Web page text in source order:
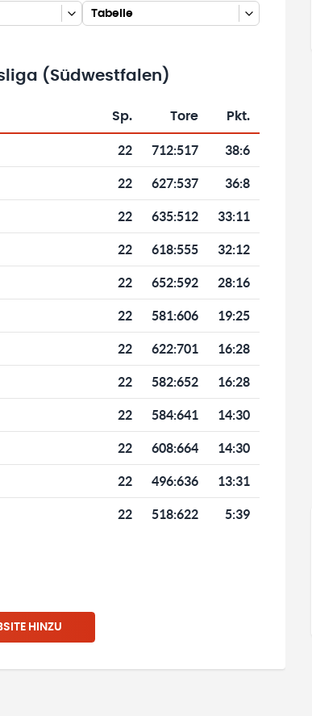
Tabelle
(Südwestfalen)
Sp. Tore Pkt.
22 712:517 38:6
22 627:537 36:8
22 635:512 33:11
22 618:555 32:12
22 652:592 28:16
22 581:606 19:25
22 622:701 16:28
22 582:652 16:28
22 584:641 14:30
22 608:664 14:30
22 496:636 13:31
22 518:622 5:39
HINZU